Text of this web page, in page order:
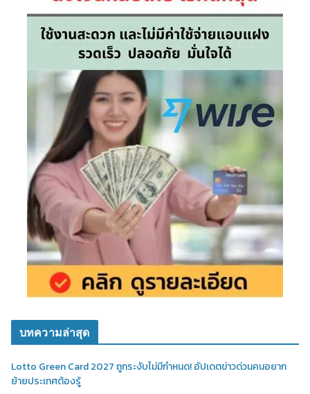
บทความล่าสุด
Lotto Green Card 2027 ถูกระงับไม่มีกำหนด! อัปเดตข่าวด่วนคนอยาก
ย้ายประเทศต้องรู้